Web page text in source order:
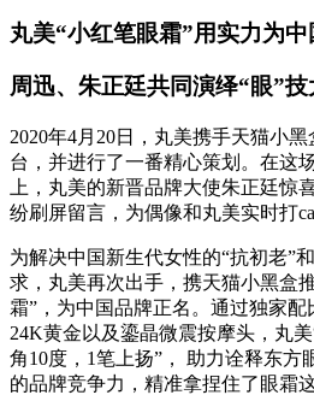
丸美“小红笔眼霜”用实力为中
周迅、朱正廷共同演绎“眼”技
2020年4月20日，丸美携手天猫小
台，并进行了一番精心策划。在这
上，丸美的新晋品牌大使朱正廷惊
纷刷屏留言，为偶像和丸美实时打
为解决中国新生代女性的“抗初老”
求，丸美再次出手，携天猫小黑盒
霜”，为中国品牌正名。通过独家
24K黄金以及鎏晶微震按摩头，丸
角10度，1笔上扬”， 助力诠释东方
的品牌竞争力，精准拿捏住了眼霜